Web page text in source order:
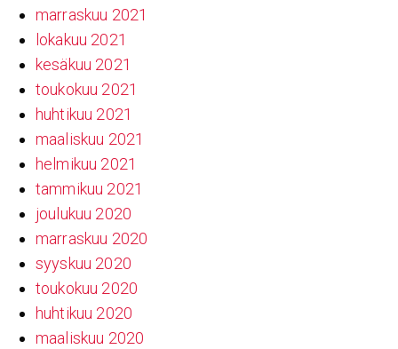
marraskuu 2021
lokakuu 2021
kesäkuu 2021
toukokuu 2021
huhtikuu 2021
maaliskuu 2021
helmikuu 2021
tammikuu 2021
joulukuu 2020
marraskuu 2020
syyskuu 2020
toukokuu 2020
huhtikuu 2020
maaliskuu 2020